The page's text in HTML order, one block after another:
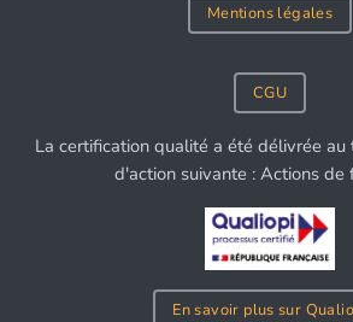
Mentions légales
CGU
La certification qualité a été délivrée
d'action suivante : Actions de
En savoir plus sur